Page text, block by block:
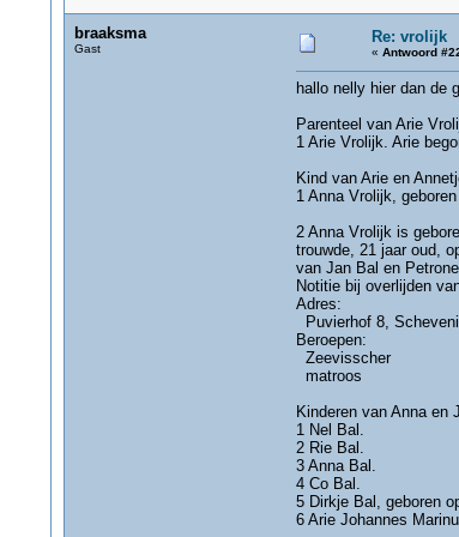
braaksma
Gast
Re: vrolijk
« Antwoord
hallo nelly hier dan de
Parenteel van Arie
1 Arie Vrolijk. Arie
Kind van Arie en
1 Anna Vrolijk,
2 Anna Vrolijk is
trouwde, 21 jaar oud,
van Jan Bal en
Notitie bij overlijden
Adres:
Puvierhof 8,
Beroepen:
Zeevisscher
matroos
Kinderen van Anna en
1 Nel Bal.
2 Rie Bal.
3 Anna Bal.
4 Co Bal.
5 Dirkje Bal, geboren
6 Arie Johannes